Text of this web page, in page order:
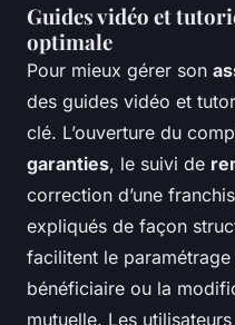
Guides vidéo et
optimale
Pour mieux gérer son
des guides vidéo et
clé. L’ouverture du
garanties, le suivi de
correction d’une
expliqués de façon
facilitent le paramétrage
bénéficiaire ou la
mutuelle. Les